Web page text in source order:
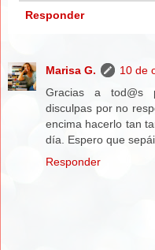
Responder
Marisa G.
10 de
Gracias a tod@s
disculpas por no
encima hacerlo tan
día. Espero que
Responder